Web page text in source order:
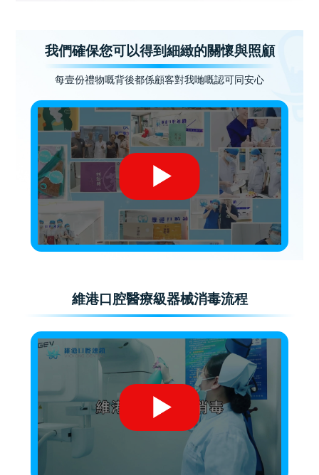
我們確保您可以得到細緻的關懷與照顧
每壹份禮物嘅背後都係顧客對我哋嘅認可同安心
維港口腔醫療級器械消毒流程